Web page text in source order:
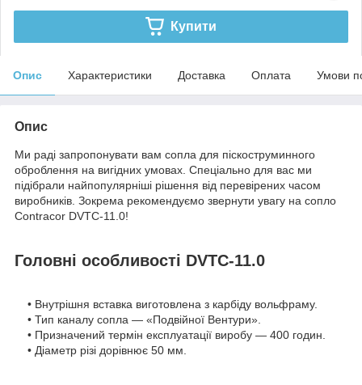
Купити
Опис Характеристики Доставка Оплата Умови
Опис
Ми раді запропонувати вам сопла для піскоструминного
оброблення на вигідних умовах. Спеціально для вас ми
підібрали найпопулярніші рішення від перевірених часом
виробників. Зокрема рекомендуємо звернути увагу на сопло
Contracor DVTC-11.0!
Головні особливості DVTC-11.0
• Внутрішня вставка виготовлена з карбіду вольфраму.
• Тип каналу сопла — «Подвійної Вентури».
• Призначений термін експлуатації виробу — 400 годин.
• Діаметр різі дорівнює 50 мм.